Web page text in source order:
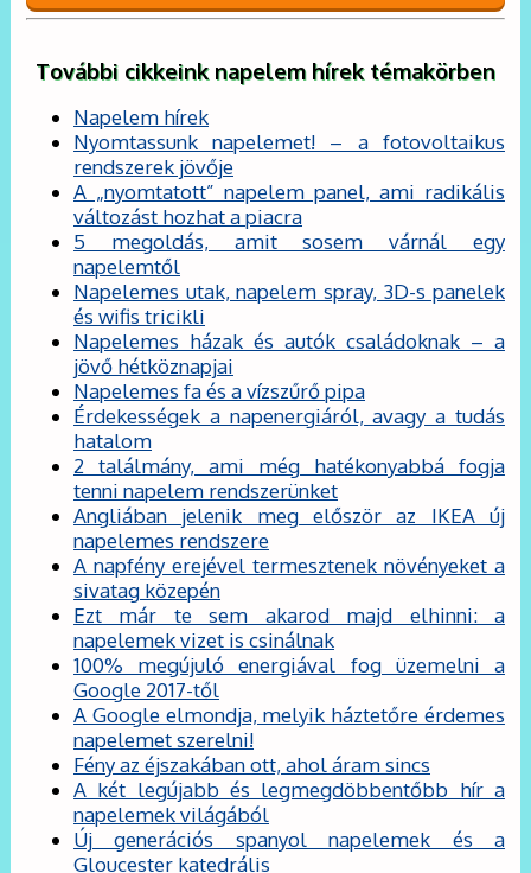
További cikkeink napelem hírek témakörben
Napelem hírek
Nyomtassunk napelemet! – a fotovoltaikus
rendszerek jövője
A „nyomtatott” napelem panel, ami radikális
változást hozhat a piacra
5 megoldás, amit sosem várnál egy
napelemtől
Napelemes utak, napelem spray, 3D-s panelek
és wifis tricikli
Napelemes házak és autók családoknak – a
jövő hétköznapjai
Napelemes fa és a vízszűrő pipa
Érdekességek a napenergiáról, avagy a tudás
hatalom
2 találmány, ami még hatékonyabbá fogja
tenni napelem rendszerünket
Angliában jelenik meg először az IKEA új
napelemes rendszere
A napfény erejével termesztenek növényeket a
sivatag közepén
Ezt már te sem akarod majd elhinni: a
napelemek vizet is csinálnak
100% megújuló energiával fog üzemelni a
Google 2017-től
A Google elmondja, melyik háztetőre érdemes
napelemet szerelni!
Fény az éjszakában ott, ahol áram sincs
A két legújabb és legmegdöbbentőbb hír a
napelemek világából
Új generációs spanyol napelemek és a
Gloucester katedrális